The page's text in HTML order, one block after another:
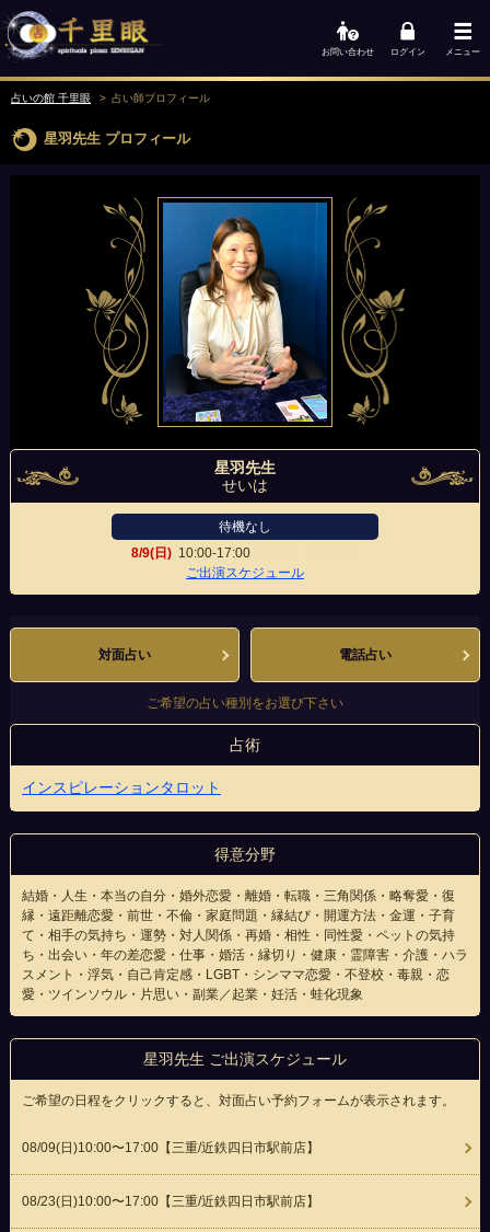
お問い合わせ ログイン メニュー
占いの館 千里眼 占い師プロフィール
星羽先生 プロフィール
星羽先生
せいは
待機なし
8/9(日) 10:00-17:00
ご出演スケジュール
対面占い 電話占い
ご希望の占い種別をお選び下さい
占術
インスピレーションタロット
得意分野
結婚・人生・本当の自分・婚外恋愛・離婚・転職・三角関係・略奪愛・復
縁・遠距離恋愛・前世・不倫・家庭問題・縁結び・開運方法・金運・子育
て・相手の気持ち・運勢・対人関係・再婚・相性・同性愛・ペットの気持
ち・出会い・年の差恋愛・仕事・婚活・縁切り・健康・霊障害・介護・ハラ
スメント・浮気・自己肯定感・LGBT・シンママ恋愛・不登校・毒親・恋
愛・ツインソウル・片思い・副業／起業・妊活・蛙化現象
星羽先生 ご出演スケジュール
ご希望の日程をクリックすると、対面占い予約フォームが表示されます。
08/09(日 )10:00〜17:00【三重/近鉄四日市駅前店】
08/23(日 )10:00〜17:00【三重/近鉄四日市駅前店】